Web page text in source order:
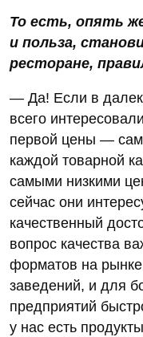
То есть, опять
и польза,
ресторане,
— Да! Если в
всего
первой цены —
каждой товарной
самыми низкими
сейчас они
качественный
вопрос качества
форматов на
заведений, и для
предприятий
у нас есть